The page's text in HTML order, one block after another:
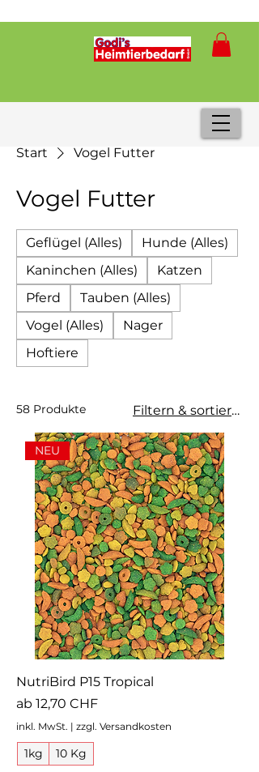
Start Vogel Futter
Vogel Futter
Geflügel (Alles)
Hunde (Alles)
Kaninchen (Alles)
Katzen
Pferd
Tauben (Alles)
Vogel (Alles)
Nager
Hoftiere
58 Produkte Filtern & sortieren
NEU
NutriBird P15 Tropical
ab 12,70 CHF
Sale-Preis
inkl. MwSt. | zzgl. Versandkosten
1kg 10 Kg